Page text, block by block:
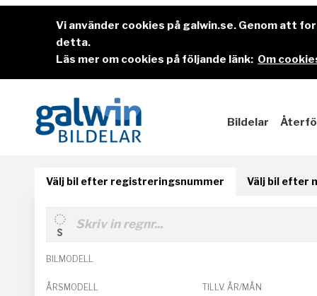
Vi använder cookies på galwin.se. Genom att
detta.
Läs mer om cookies på följande länk: Om
Bildelar
Välj bil efter registreringsnummer Välj bil efter
BILMODELL
ÅRSMODELL TILLV. ÅR/MÅN